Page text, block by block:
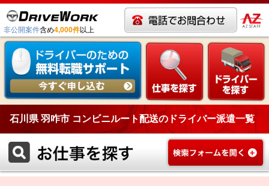
非公開案件含め4,000件以上
石川県 羽咋市 コンビニルート配送のドライバー派遣一覧